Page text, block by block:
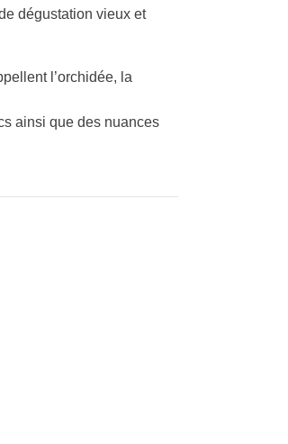
dégustation vieux et
l’orchidée, la
ainsi que des nuances